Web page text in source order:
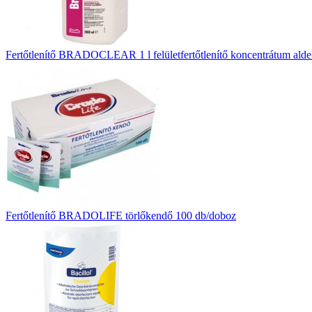
Fertőtlenítő BRADOCLEAR 1 l felületfertőtlenítő koncentrátum
Fertőtlenítő BRADOLIFE törlőkendő 100 db/doboz